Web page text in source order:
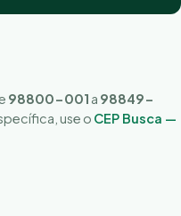
98800-001 a 98849-
use o CEP Busca —